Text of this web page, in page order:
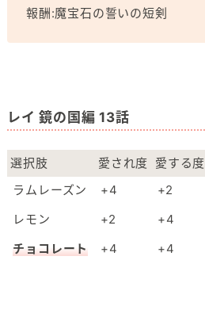
報酬:魔宝石の誓いの短剣
レイ 鏡の国編 13話
選択肢 愛され度 愛する度
ラムレーズン
+4
+2
レモン
+2
+4
チョコレート
+4 +4